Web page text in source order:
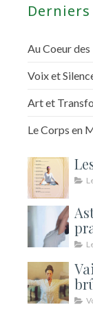
Au Coeur
Voix et
Art et
Le Corps en